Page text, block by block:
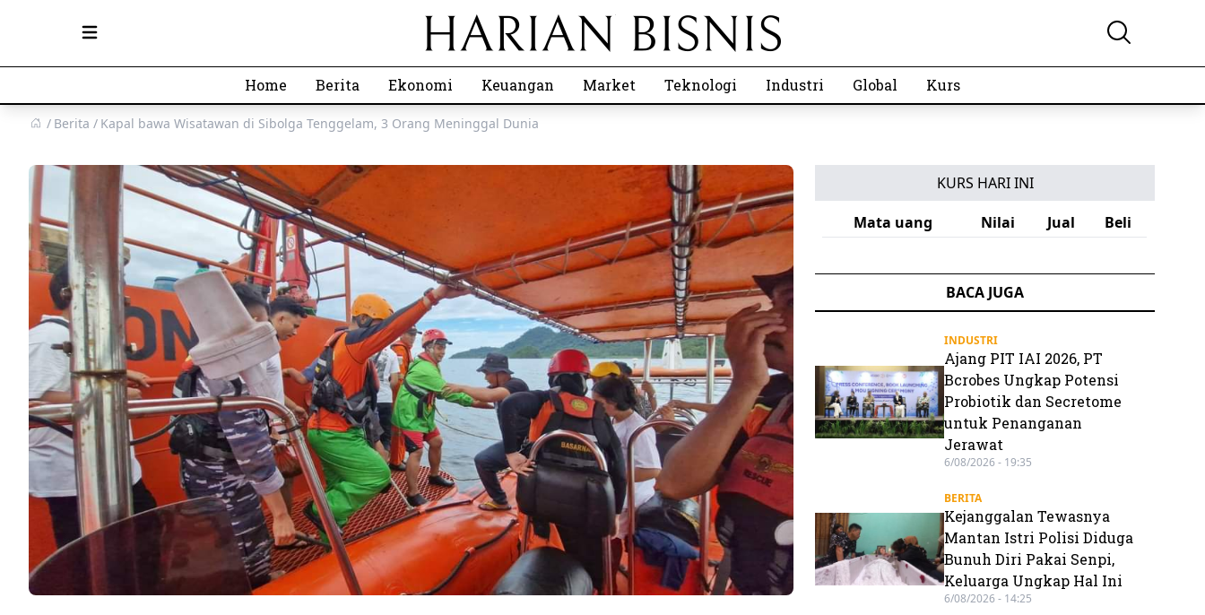
Open main menu
Home Berita Ekonomi Keuangan Market Teknologi Industri Global Kurs
Berita Kapal bawa Wisatawan di Sibolga Tenggelam, 3 Orang Meninggal Dunia
KURS HARI INI
Mata uang
Nilai Jual Beli
BACA JUGA
INDUSTRI
Ajang PIT IAI 2026, PT
Bcrobes Ungkap Potensi
Probiotik dan Secretome
untuk Penanganan
Jerawat
6/08/2026 - 19:35
BERITA
Kejanggalan Tewasnya
Mantan Istri Polisi Diduga
Bunuh Diri Pakai Senpi,
Keluarga Ungkap Hal Ini
6/08/2026 - 14:25